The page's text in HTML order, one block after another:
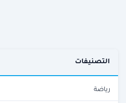
التصنيفات
رياضة